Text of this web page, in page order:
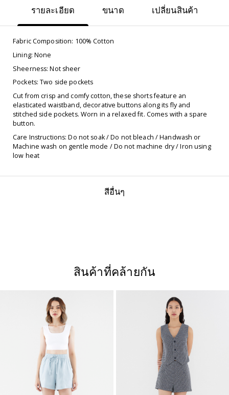
รายละเอียด ขนาด เปลี่ยนสินค้า
Fabric Composition: 100% Cotton
Lining: None
Sheerness: Not sheer
Pockets: Two side pockets
Cut from crisp and comfy cotton, these shorts feature an
elasticated waistband, decorative buttons along its fly and
stitched side pockets. Worn in a relaxed fit. Comes with a spare
button.
Care Instructions: Do not soak / Do not bleach / Handwash or
Machine wash on gentle mode / Do not machine dry / Iron using
low heat
สีอื่นๆ
สินค้าที่คล้ายกัน